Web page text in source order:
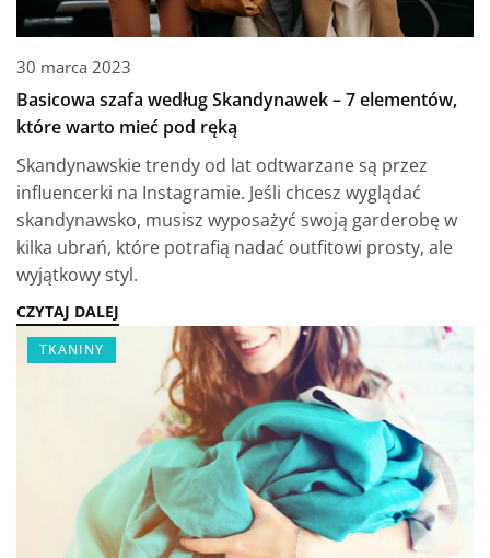
30 marca 2023
Basicowa szafa według Skandynawek – 7 elementów,
które warto mieć pod ręką
Skandynawskie trendy od lat odtwarzane są przez
influencerki na Instagramie. Jeśli chcesz wyglądać
skandynawsko, musisz wyposażyć swoją garderobę w
kilka ubrań, które potrafią nadać outfitowi prosty, ale
wyjątkowy styl.
CZYTAJ DALEJ
TKANINY